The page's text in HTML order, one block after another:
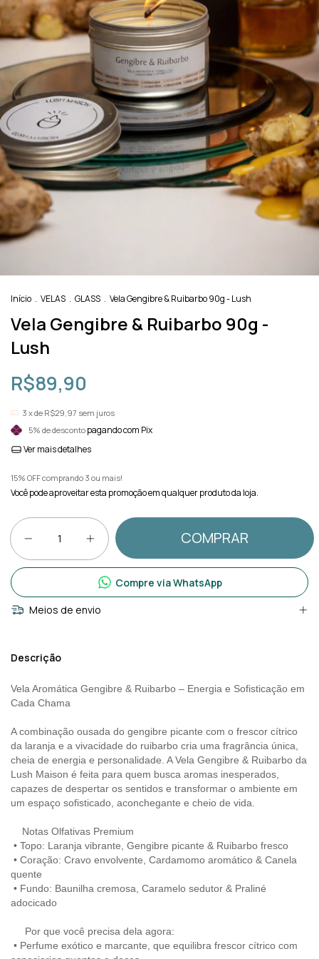
Início . VELAS . GLASS . Vela Gengibre & Ruibarbo 90g - Lush
Vela Gengibre & Ruibarbo 90g -
Lush
R$89,90
3 x de R$29,97 sem juros
5% de desconto pagando com Pix
Ver mais detalhes
15% OFF comprando 3 ou mais!
Você pode aproveitar esta promoção em qualquer produto da loja.
Compre via WhatsApp
Meios de envio
Descrição
Vela Aromática Gengibre & Ruibarbo – Energia e Sofisticação em
Cada Chama
A combinação ousada do gengibre picante com o frescor cítrico
da laranja e a vivacidade do ruibarbo cria uma fragrância única,
cheia de energia e personalidade. A Vela Gengibre & Ruibarbo da
Lush Maison é feita para quem busca aromas inesperados,
capazes de despertar os sentidos e transformar o ambiente em
um espaço sofisticado, aconchegante e cheio de vida.
Notas Olfativas Premium
• Topo: Laranja vibrante, Gengibre picante & Ruibarbo fresco
• Coração: Cravo envolvente, Cardamomo aromático & Canela
quente
• Fundo: Baunilha cremosa, Caramelo sedutor & Praliné
adocicado
Por que você precisa dela agora:
• Perfume exótico e marcante, que equilibra frescor cítrico com